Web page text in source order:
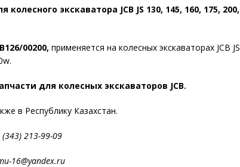
экскаватора JCB JS 130, 145, 160, 175, 200,
00200, применяется на колесных экскаваторах JCB JS
для колесных экскаваторов JCB.
в Республику Казахстан.
213-99-09